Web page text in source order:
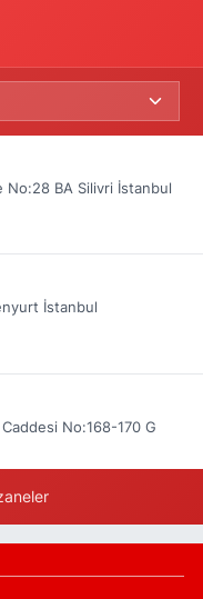
No:28 BA Silivri İstanbul
İstanbul
No:168-170 G
A Gültepe